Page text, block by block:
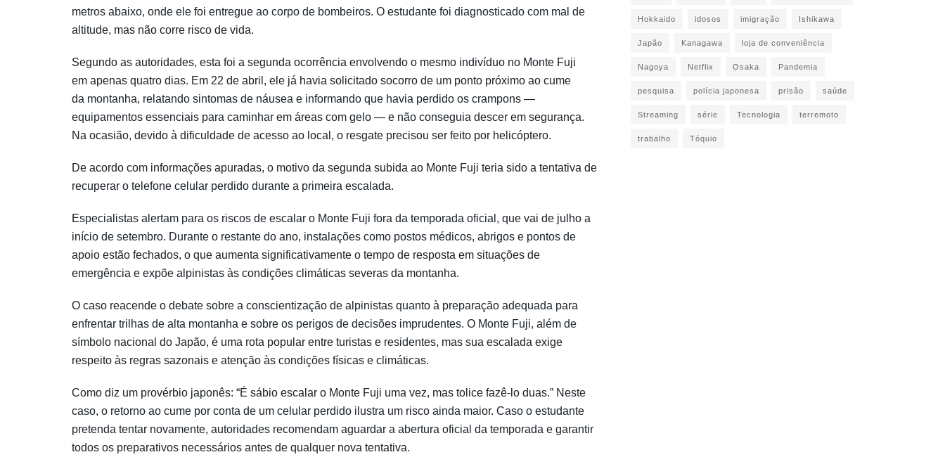
metros abaixo, onde ele foi entregue ao corpo de bombeiros. O estudante foi diagnosticado com mal de
altitude, mas não corre risco de vida.
Segundo as autoridades, esta foi a segunda ocorrência envolvendo o mesmo indivíduo no Monte Fuji
em apenas quatro dias. Em 22 de abril, ele já havia solicitado socorro de um ponto próximo ao cume
da montanha, relatando sintomas de náusea e informando que havia perdido os crampons —
equipamentos essenciais para caminhar em áreas com gelo — e não conseguia descer em segurança.
Na ocasião, devido à dificuldade de acesso ao local, o resgate precisou ser feito por helicóptero.
De acordo com informações apuradas, o motivo da segunda subida ao Monte Fuji teria sido a tentativa de
recuperar o telefone celular perdido durante a primeira escalada.
Especialistas alertam para os riscos de escalar o Monte Fuji fora da temporada oficial, que vai de julho a
início de setembro. Durante o restante do ano, instalações como postos médicos, abrigos e pontos de
apoio estão fechados, o que aumenta significativamente o tempo de resposta em situações de
emergência e expõe alpinistas às condições climáticas severas da montanha.
O caso reacende o debate sobre a conscientização de alpinistas quanto à preparação adequada para
enfrentar trilhas de alta montanha e sobre os perigos de decisões imprudentes. O Monte Fuji, além de
símbolo nacional do Japão, é uma rota popular entre turistas e residentes, mas sua escalada exige
respeito às regras sazonais e atenção às condições físicas e climáticas.
Como diz um provérbio japonês: “É sábio escalar o Monte Fuji uma vez, mas tolice fazê-lo duas.” Neste
caso, o retorno ao cume por conta de um celular perdido ilustra um risco ainda maior. Caso o estudante
pretenda tentar novamente, autoridades recomendam aguardar a abertura oficial da temporada e garantir
todos os preparativos necessários antes de qualquer nova tentativa.
Hokkaido idosos imigração Ishikawa
Japão Kanagawa loja de conveniência
Nagoya Netflix Osaka Pandemia
pesquisa polícia japonesa prisão saúde
Streaming série Tecnologia terremoto
trabalho Tóquio